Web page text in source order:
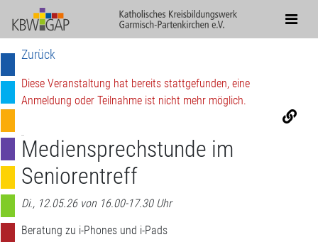
Zurück
Diese Veranstaltung hat bereits stattgefunden, eine
Anmeldung oder Teilnahme ist nicht mehr möglich.
Mediensprechstunde im
Seniorentreff
Di., 12.05.26 von 16.00-17.30 Uhr
Beratung zu i-Phones und i-Pads